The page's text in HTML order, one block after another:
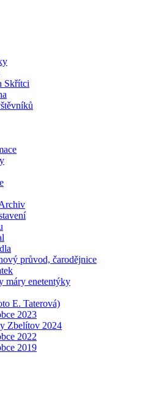
Skřítci
průvod, čarodějnice
máry enetentýky
E. Taterová)
2023
Zbelítov 2024
2022
2019